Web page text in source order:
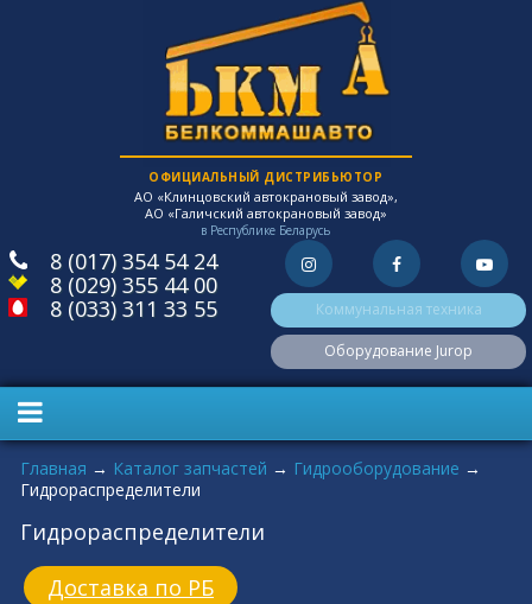
ОФИЦИАЛЬНЫЙ ДИСТРИБЬЮТОР
АО «Клинцовский автокрановый завод»,
АО «Галичский автокрановый завод»
в Республике Беларусь
8 (017) 354 54 24
8 (029) 355 44 00
8 (033) 311 33 55
Коммунальная техника
Оборудование Jurop
Вы здесь
Главная → Каталог запчастей → Гидрооборудование →
Гидрораспределители
Гидрораспределители
Доставка по РБ